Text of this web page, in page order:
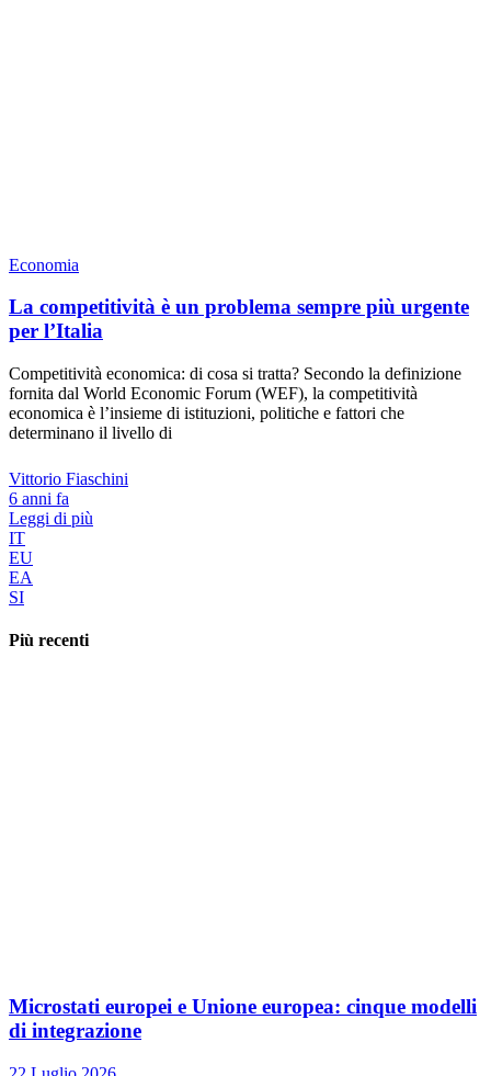
Economia
La competitività è un problema sempre più urgente
per l’Italia
Competitività economica: di cosa si tratta? Secondo la definizione
fornita dal World Economic Forum (WEF), la competitività
economica è l’insieme di istituzioni, politiche e fattori che
determinano il livello di
Vittorio Fiaschini
6 anni fa
Leggi di più
IT
EU
EA
SI
Più recenti
Microstati europei e Unione europea: cinque modelli
di integrazione